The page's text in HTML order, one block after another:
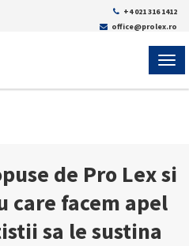
+4 021 316 1412
office@prolex.ro
de Pro Lex si
care facem apel
sa le sustina